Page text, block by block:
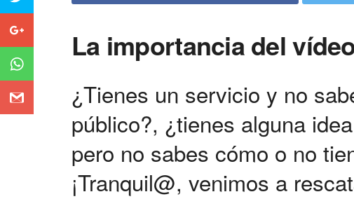
La importancia del
¿Tienes un servicio y no
público?, ¿tienes alguna
pero no sabes cómo o no
¡Tranquil@, venimos a